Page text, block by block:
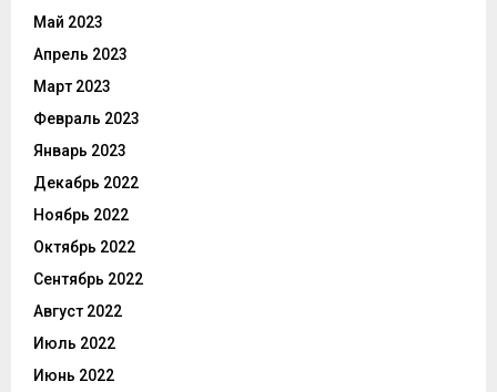
Май 2023
Апрель 2023
Март 2023
Февраль 2023
Январь 2023
Декабрь 2022
Ноябрь 2022
Октябрь 2022
Сентябрь 2022
Август 2022
Июль 2022
Июнь 2022